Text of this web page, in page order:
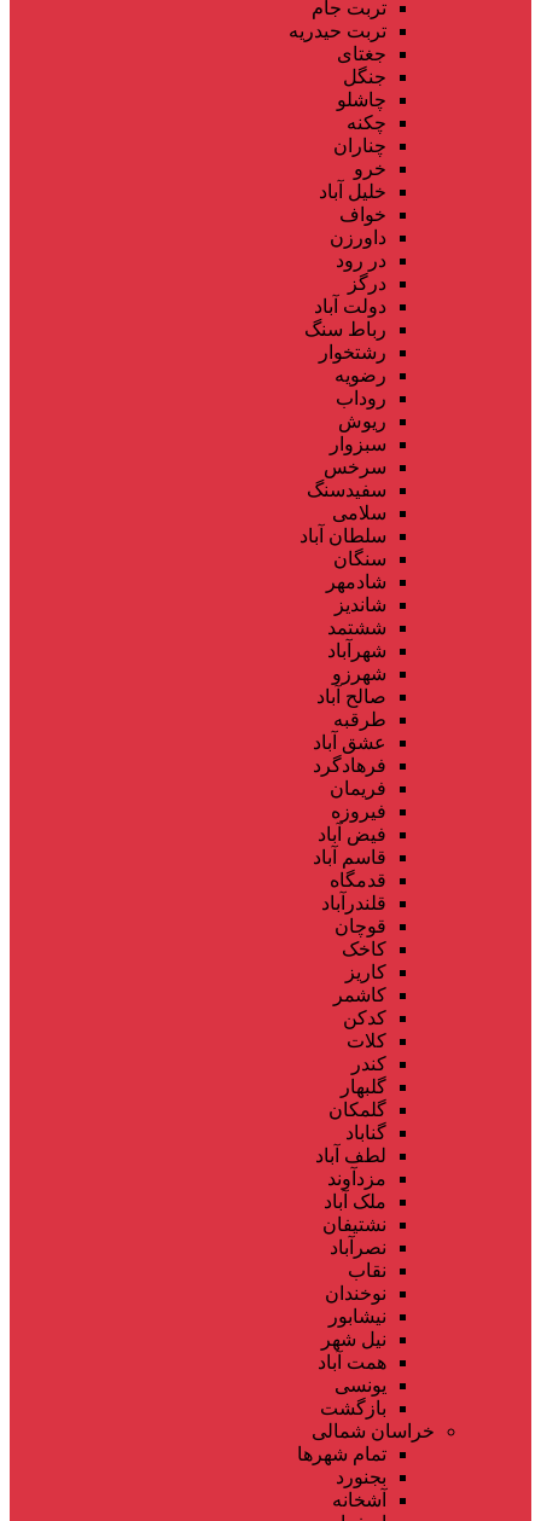
تربت جام
تربت حیدریه
جغتای
جنگل
چاشلو
چکنه
چناران
خرو
خلیل آباد
خواف
داورزن
در رود
درگز
دولت آباد
رباط سنگ
رشتخوار
رضویه
روداب
ریوش
سبزوار
سرخس
سفیدسنگ
سلامی
سلطان آباد
سنگان
شادمهر
شاندیز
ششتمد
شهرآباد
شهرزو
صالح آباد
طرقبه
عشق آباد
فرهادگرد
فریمان
فیروزه
فیض آباد
قاسم آباد
قدمگاه
قلندرآباد
قوچان
کاخک
کاریز
کاشمر
کدکن
کلات
کندر
گلبهار
گلمکان
گناباد
لطف آباد
مزدآوند
ملک آباد
نشتیفان
نصرآباد
نقاب
نوخندان
نیشابور
نیل شهر
همت آباد
یونسی
بازگشت
خراسان شمالی
تمام شهر‌ها
بجنورد
آشخانه